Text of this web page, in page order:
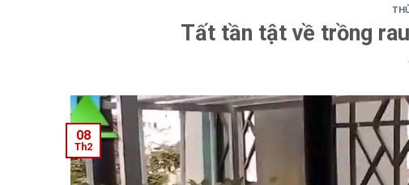
Tất tần tật về trồng
08
Th2